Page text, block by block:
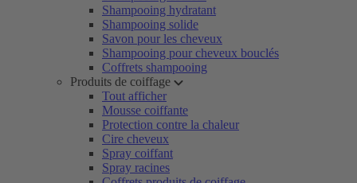
Shampooing hydratant
Shampooing solide
Savon pour les cheveux
Shampooing pour cheveux bouclés
Coffrets shampooing
Produits de coiffage
Tout afficher
Mousse coiffante
Protection contre la chaleur
Cire cheveux
Spray coiffant
Spray racines